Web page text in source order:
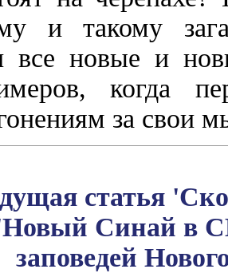
и такому
все новые и
когда
за свои
статья
'Новый Синай в
заповедей